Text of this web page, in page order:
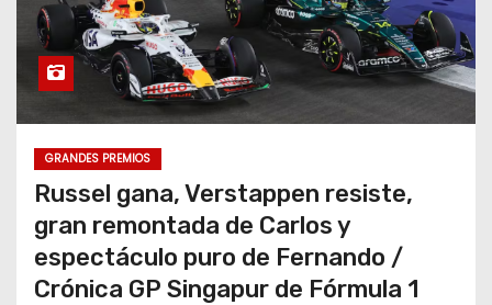
GRANDES PREMIOS
Russel gana, Verstappen resiste,
gran remontada de Carlos y
espectáculo puro de Fernando /
Crónica GP Singapur de Fórmula 1